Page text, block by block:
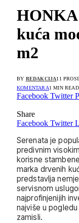
kuća
m2
BY REDAKCIJA11
KOMENTARA1 MIN READ
Facebook Twitter
Share
Facebook Twitter
Serenata je
predivnim
korisne
marka drvenih
predstavlja
servisnom
najprofinjenijih
najviše u
zamisli.